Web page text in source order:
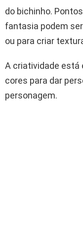
do bichinho.
fantasia podem
ou para criar
A criatividade está
cores para dar
personagem.